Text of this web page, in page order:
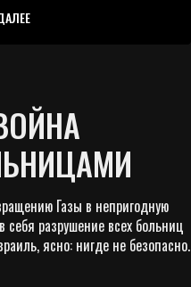
Газы в непригодную
разрушение всех больниц
ясно: нигде не безопасно.